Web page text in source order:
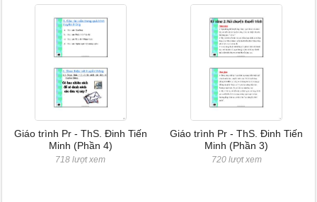
Giáo trình Pr - ThS. Đinh Tiến
Minh (Phần 4)
718 lượt xem
Giáo trình Pr - ThS. Đinh Tiến
Minh (Phần 3)
720 lượt xem